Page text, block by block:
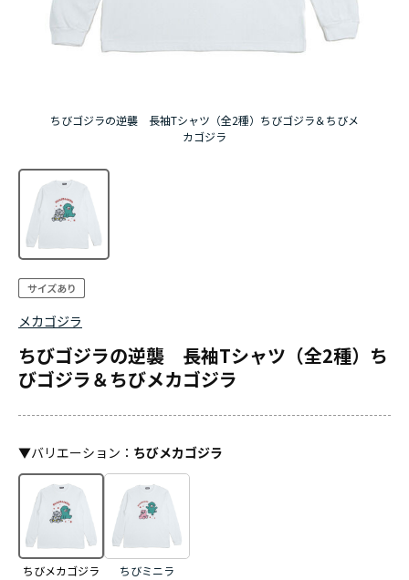
ちびゴジラの逆襲 長袖Tシャツ（全2種）ちびゴジラ＆ちびメ
カゴジラ
メカゴジラ
ちびゴジラの逆襲 長袖Tシャツ（全2種）ち
びゴジラ＆ちびメカゴジラ
▼バリエーション ： ちびメカゴジラ
ちびメカゴジラ ちびミニラ